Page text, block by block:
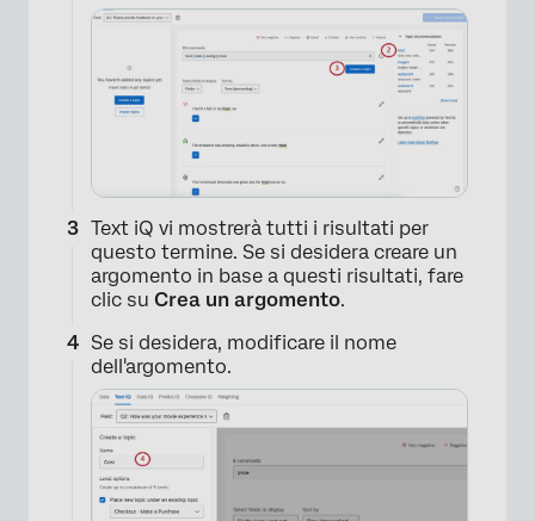
Text iQ vi mostrerà tutti i risultati per
questo termine. Se si desidera creare un
argomento in base a questi risultati, fare
clic su Crea un argomento.
Se si desidera, modificare il nome
dell'argomento.